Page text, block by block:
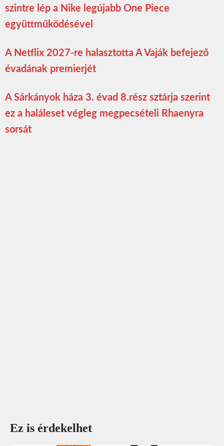
szintre lép a Nike legújabb One Piece
együttműködésével
A Netflix 2027-re halasztotta A Vaják befejező
évadának premierjét
A Sárkányok háza 3. évad 8.rész sztárja szerint
ez a haláleset végleg megpecsételi Rhaenyra
sorsát
Ez is érdekelhet